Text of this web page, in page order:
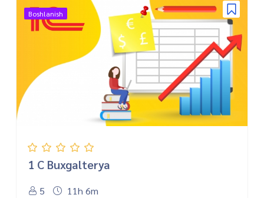
Boshlanish
1 C Buxgalterya
5 11h 6m